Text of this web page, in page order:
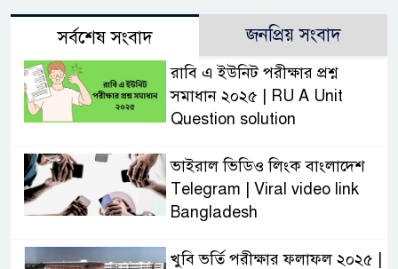
সর্বশেষ সংবাদ জনপ্রিয় সংবাদ
রাবি এ ইউনিট পরীক্ষার প্রশ্ন
সমাধান ২০২৫ | RU A Unit
Question solution
ভাইরাল ভিডিও লিংক বাংলাদেশ
Telegram | Viral video link
Bangladesh
খুবি ভর্তি পরীক্ষার ফলাফল ২০২৫ |